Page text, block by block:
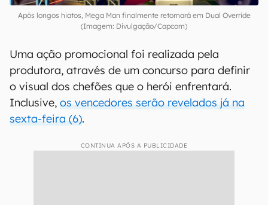
Após longos hiatos, Mega Man finalmente retornará em Dual Override
(Imagem: Divulgação/Capcom)
Uma ação promocional foi realizada pela
produtora, através de um concurso para definir
o visual dos chefões que o herói enfrentará.
Inclusive, os vencedores serão revelados já na
sexta-feira (6).
CONTINUA APÓS A PUBLICIDADE